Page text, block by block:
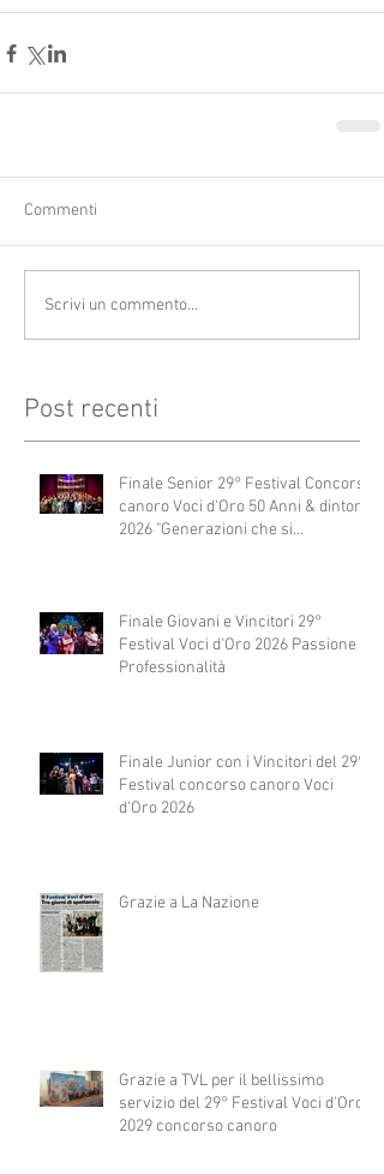
Commenti
Scrivi un commento...
Post recenti
Finale Senior 29° Festival Concorso
canoro Voci d'Oro 50 Anni & dintorni
2026 "Generazioni che si
Finale Giovani e Vincitori 29°
Festival Voci d'Oro 2026 Passione e
Professionalità
Finale Junior con i Vincitori del 29°
Festival concorso canoro Voci
d'Oro 2026
Grazie a La Nazione
Grazie a TVL per il bellissimo
servizio del 29° Festival Voci d'Oro
2029 concorso canoro